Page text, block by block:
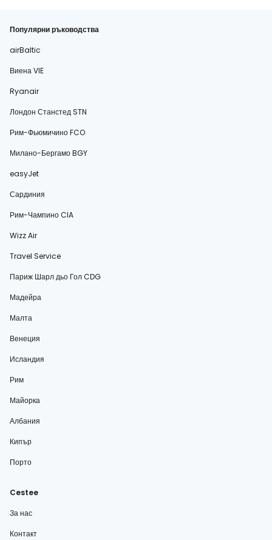
Популярни ръководства
airBaltic
Виена VIE
Ryanair
Лондон Станстед STN
Рим-Фьюмичино FCO
Милано-Бергамо BGY
easyJet
Сардиния
Рим-Чампино CIA
Wizz Air
Travel Service
Париж Шарл дьо Гол CDG
Мадейра
Малта
Венеция
Исландия
Рим
Майорка
Албания
Кипър
Порто
Cestee
За нас
Контакт